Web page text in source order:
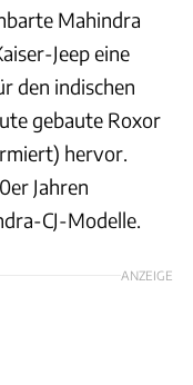
Mahindra
Jeep eine
den indischen
gebaute Roxor
hervor.
Jahren
CJ-Modelle.
ANZEIGE